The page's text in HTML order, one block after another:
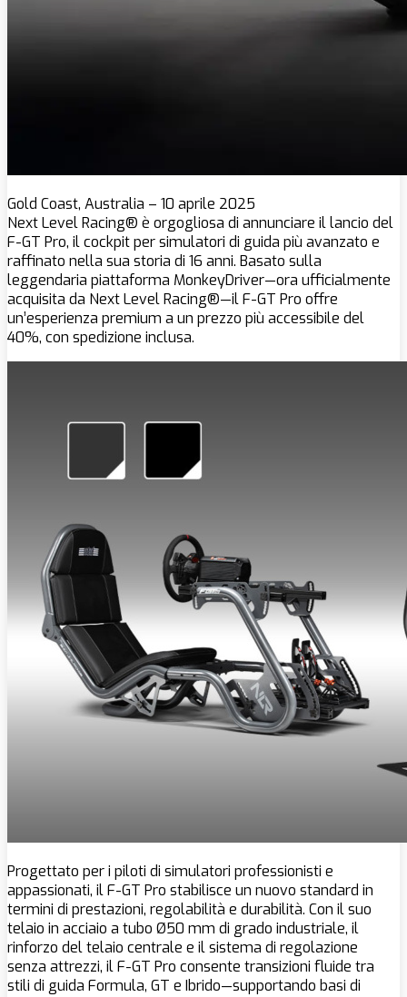
Gold Coast, Australia – 10 aprile 2025
Next Level Racing® è orgogliosa di annunciare il lancio del
F-GT Pro, il cockpit per simulatori di guida più avanzato e
raffinato nella sua storia di 16 anni. Basato sulla
leggendaria piattaforma MonkeyDriver—ora ufficialmente
acquisita da Next Level Racing®—il F-GT Pro offre
un’esperienza premium a un prezzo più accessibile del
40%, con spedizione inclusa.
Progettato per i piloti di simulatori professionisti e
appassionati, il F-GT Pro stabilisce un nuovo standard in
termini di prestazioni, regolabilità e durabilità. Con il suo
telaio in acciaio a tubo Ø50 mm di grado industriale, il
rinforzo del telaio centrale e il sistema di regolazione
senza attrezzi, il F-GT Pro consente transizioni fluide tra
stili di guida Formula, GT e Ibrido—supportando basi di